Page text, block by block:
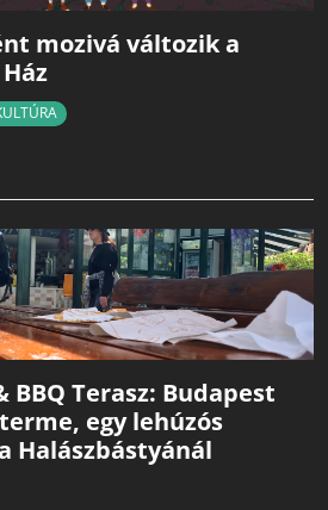
mozivá változik a
Terasz: Budapest
egy lehúzós
Halászbástyánál